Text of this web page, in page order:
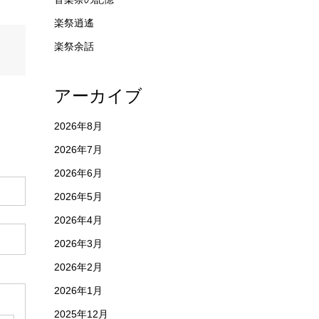
楽祭逍遙
楽祭余話
アーカイブ
2026年8月
2026年7月
2026年6月
2026年5月
2026年4月
2026年3月
2026年2月
2026年1月
2025年12月